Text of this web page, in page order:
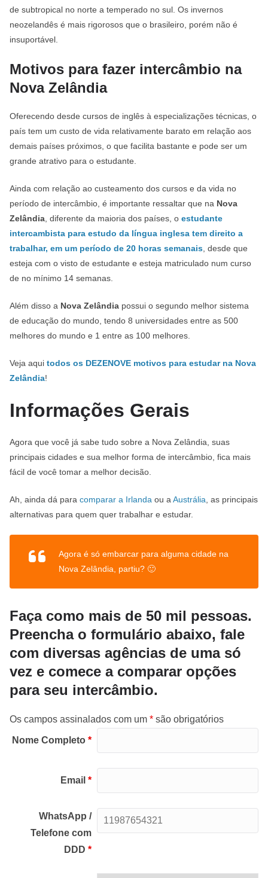
de subtropical no norte a temperado no sul. Os invernos
neozelandês é mais rigorosos que o brasileiro, porém não é
insuportável.
Motivos para fazer intercâmbio na
Nova Zelândia
Oferecendo desde cursos de inglês à especializações técnicas, o
país tem um custo de vida relativamente barato em relação aos
demais países próximos, o que facilita bastante e pode ser um
grande atrativo para o estudante.
Ainda com relação ao custeamento dos cursos e da vida no
período de intercâmbio, é importante ressaltar que na Nova
Zelândia , diferente da maioria dos países, o estudante
intercambista para estudo da língua inglesa tem direito a
trabalhar, em um período de 20 horas semanais , desde que
esteja com o visto de estudante e esteja matriculado num curso
de no mínimo 14 semanas.
Além disso a Nova Zelândia possui o segundo melhor sistema
de educação do mundo, tendo 8 universidades entre as 500
melhores do mundo e 1 entre as 100 melhores.
Veja aqui todos os DEZENOVE motivos para estudar na Nova
Zelândia!
Informações Gerais
Agora que você já sabe tudo sobre a Nova Zelândia, suas
principais cidades e sua melhor forma de intercâmbio, fica mais
fácil de você tomar a melhor decisão.
Ah, ainda dá para comparar a Irlanda ou a Austrália , as principais
alternativas para quem quer trabalhar e estudar.
Agora é só embarcar para alguma cidade na
Nova Zelândia, partiu? 🙂
Faça como mais de 50 mil pessoas.
Preencha o formulário abaixo, fale
com diversas agências de uma só
vez e comece a comparar opções
para seu intercâmbio.
Os campos assinalados com um * são obrigatórios
Nome Completo*
Email*
WhatsApp /
Telefone com
DDD*